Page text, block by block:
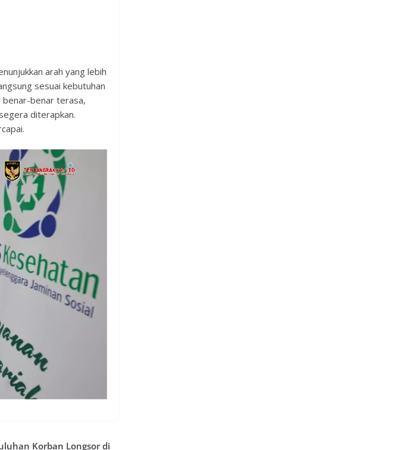
arah yang lebih
sesuai kebutuhan
benar-benar terasa,
diterapkan.
Korban Longsor di